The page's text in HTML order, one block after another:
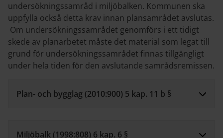
undersökningssamråd i miljöbalken. Kommunen ska
uppfylla också detta krav innan plansamrådet avslutas.
Om undersökningssamrådet genomförs i ett tidigt
skede av planarbetet måste det material som legat till
grund för undersökningssamrådet finnas tillgängligt
under hela tiden för den avslutande samrådsremissen.
Plan- och bygglag (2010:900) 5 kap. 11 b §
Miljöbalk (1998:808) 6 kap. 6 §